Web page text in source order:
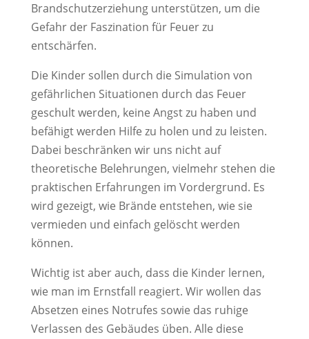
Brandschutzerziehung unterstützen, um die
Gefahr der Faszination für Feuer zu
entschärfen.
Die Kinder sollen durch die Simulation von
gefährlichen Situationen durch das Feuer
geschult werden, keine Angst zu haben und
befähigt werden Hilfe zu holen und zu leisten.
Dabei beschränken wir uns nicht auf
theoretische Belehrungen, vielmehr stehen die
praktischen Erfahrungen im Vordergrund. Es
wird gezeigt, wie Brände entstehen, wie sie
vermieden und einfach gelöscht werden
können.
Wichtig ist aber auch, dass die Kinder lernen,
wie man im Ernstfall reagiert. Wir wollen das
Absetzen eines Notrufes sowie das ruhige
Verlassen des Gebäudes üben. Alle diese